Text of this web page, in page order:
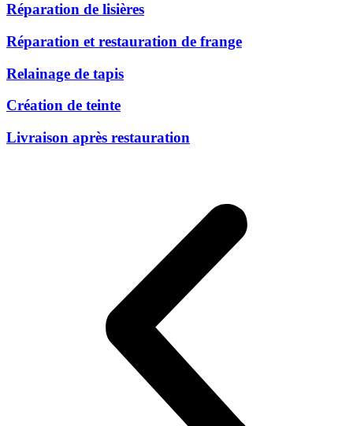
Réparation de lisières
Réparation et restauration de frange
Relainage de tapis
Création de teinte
Livraison après restauration